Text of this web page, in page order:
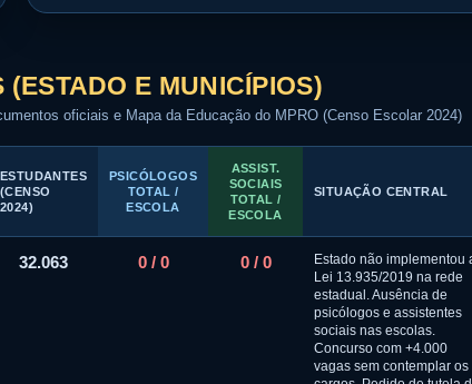
E MUNICÍPIOS)
oficiais e Mapa da Educação do MPRO (Censo Escolar 2024)
ESTUDANTES
(CENSO
2024)
PSICÓLOGOS
TOTAL /
ESCOLA
ASSIST.
SOCIAIS
TOTAL /
ESCOLA
SITUAÇÃO CENTRAL
32.063 0 / 0 0 / 0
Estado não implementou
Lei 13.935/2019 na rede
estadual. Ausência de
psicólogos e assistentes
sociais nas escolas.
Concurso com +4.000
vagas sem contemplar os